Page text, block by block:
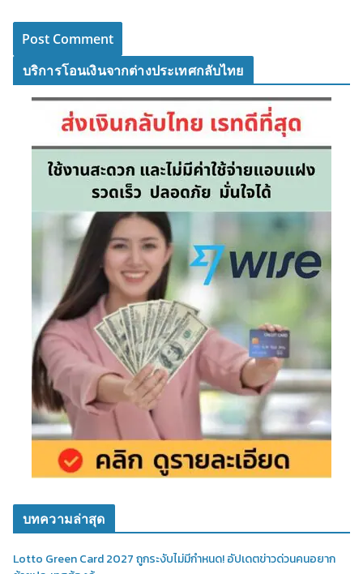
บริการโอนเงินจากต่างประเทศกลับไทย
บทความล่าสุด
Lotto Green Card 2027 ถูกระงับไม่มีกำหนด! อัปเดตข่าวด่วนคนอยาก